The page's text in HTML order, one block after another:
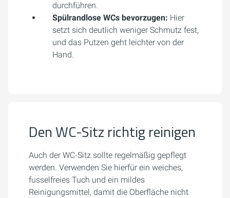
durchführen.
Spülrandlose WCs bevorzugen: Hier
setzt sich deutlich weniger Schmutz fest,
und das Putzen geht leichter von der
Hand.
Den WC-Sitz richtig reinigen
Auch der WC-Sitz sollte regelmäßig gepflegt
werden. Verwenden Sie hierfür ein weiches,
fusselfreies Tuch und ein mildes
Reinigungsmittel, damit die Oberfläche nicht